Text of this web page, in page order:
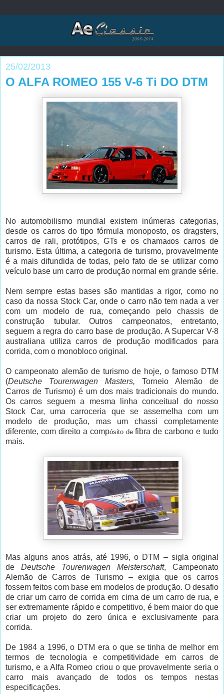
25/02/2013
O ALFA ROMEO 155 V-6 Ti DO DTM
No automobilismo mundial existem inúmeras categorias,
desde os carros do tipo fórmula monoposto, os dragsters,
carros de rali, protótipos, GTs e os chamados carros de
turismo. Esta última, a categoria de turismo, provavelmente
é a mais difundida de todas, pelo fato de se utilizar como
veículo base um carro de produção normal em grande série.
Nem sempre estas bases são mantidas a rigor, como no
caso da nossa Stock Car, onde o carro não tem nada a ver
com um modelo de rua, começando pelo chassis de
construção tubular. Outros campeonatos, entretanto,
seguem a regra do carro base de produção. A Supercar V-8
australiana utiliza carros de produção modificados para
corrida, com o monobloco original.
O campeonato alemão de turismo de hoje, o famoso DTM
(Deutsche Tourenwagen Masters, Torneio Alemão de
Carros de Turismo) é um dos mais tradicionais do mundo.
Os carros seguem a mesma linha conceitual do nosso
Stock Car, uma carroceria que se assemelha com um
modelo de produção, mas um chassi completamente
diferente, com direito a compósito defibra de carbono e tudo
mais.
Mas alguns anos atrás, até 1996, o DTM – sigla original
de Deutsche Tourenwagen Meisterschaft, Campeonato
Alemão de Carros de Turismo – exigia que os carros
fossem feitos com base em modelos de produção. O desafio
de criar um carro de corrida em cima de um carro de rua, e
ser extremamente rápido e competitivo, é bem maior do que
criar um projeto do zero única e exclusivamente para
corrida.
De 1984 a 1996, o DTM era o que se tinha de melhor em
termos de tecnologia e competitividade em carros de
turismo, e a Alfa Romeo criou o que provavelmente seria o
carro mais avançado de todos os tempos nestas
especificações.